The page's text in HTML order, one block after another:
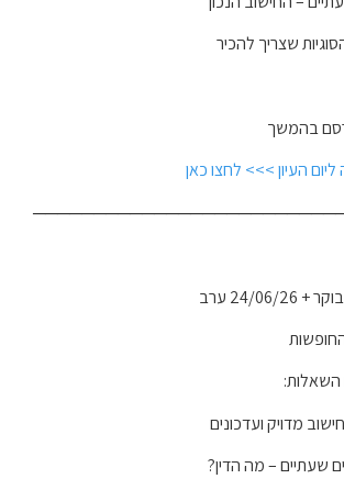
שצריך להכיר
בהמשך
העיון >>> לחצו כאן
השאלות:
מדויק ועדכונים
שעתיים – מה הדין?